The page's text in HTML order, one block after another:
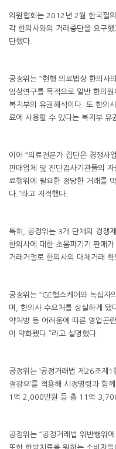
의원협회는 2012년 2월 한국필
각 한의사와의 거래중단을 요구
단했다.
공정위는 “현행 의료법상 한의사
임상연구를 목적으로 일반 한의
복지부의 유권해석이다. 또 한의
료에 사용할 수 있다는 복지부 유
이어 “의료전문가 집단은 경쟁사
판매업체 및 진단검사기관들의
료행위에 필요한 정당한 거래를
다.”라고 지적했다.
특히, 공정위는 3개 단체의 경쟁
한의사에 대한 초음파기기 판매
거래거절로 한의사의 대체거래
공정위는 “GE헬스케어와 녹십자
며, 한의사 수요처를 상실하게 됐
약처방 등 어려움에 따른 영업곤
이 약화됐다.”라고 설명했다.
공정위는 ‘공정거래법 제26조제
절강요’를 적용해 시정명령과 함
1억 2,000만원 등 총 11억
공정위는 “공정거래법 위반행위